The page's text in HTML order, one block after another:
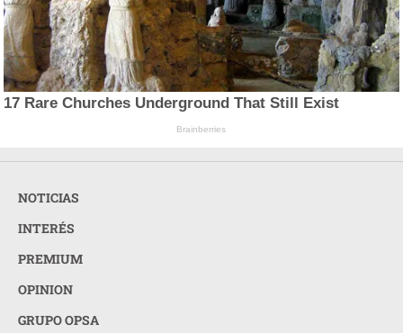
17 Rare Churches Underground That Still Exist
Brainberries
NOTICIAS
INTERÉS
PREMIUM
OPINION
GRUPO OPSA